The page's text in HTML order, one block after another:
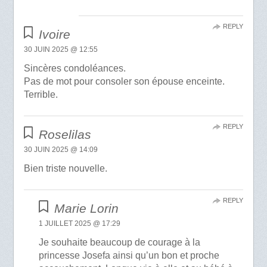
Ivoire
30 JUIN 2025 @ 12:55
Sincères condoléances.
Pas de mot pour consoler son épouse enceinte.
Terrible.
REPLY
Roselilas
30 JUIN 2025 @ 14:09
Bien triste nouvelle.
REPLY
Marie Lorin
1 JUILLET 2025 @ 17:29
Je souhaite beaucoup de courage à la
princesse Josefa ainsi qu’un bon et proche
REPLY